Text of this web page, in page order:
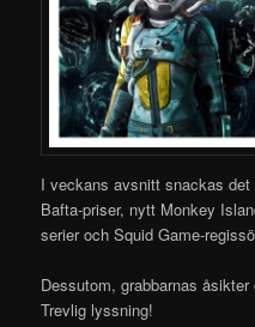
I veckans avsnitt snackas
Bafta-priser, nytt Monkey
serier och Squid Game-
Dessutom, grabbarnas
Trevlig lyssning!